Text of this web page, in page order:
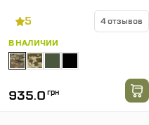
5 4 отзывов
В НАЛИЧИИ
935.0 грн